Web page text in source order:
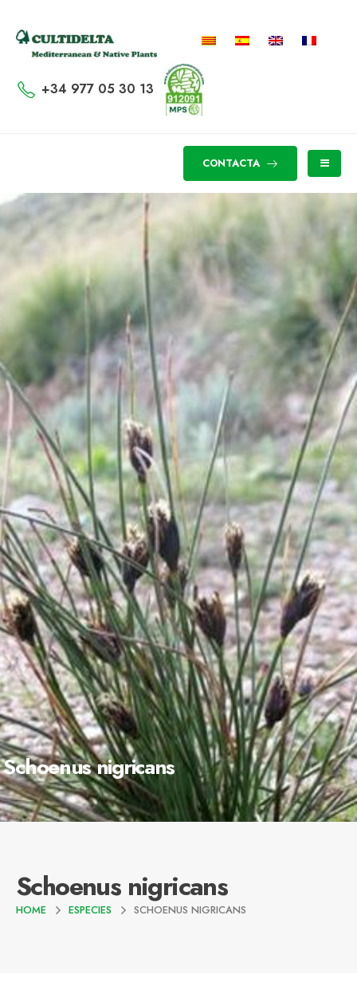
+34 977 05 30 13
CONTACTA
Schoenus nigricans
Schoenus nigricans
HOME ESPECIES SCHOENUS NIGRICANS